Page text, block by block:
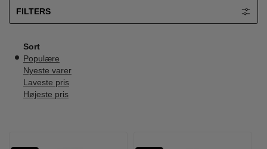
FILTERS
Sort
Populære
Nyeste varer
Laveste pris
Højeste pris